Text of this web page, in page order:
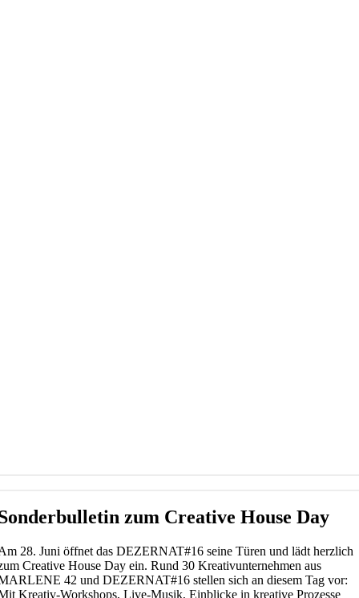
zum Creative House Day
28. Juni öffnet das DEZERNAT#16 seine Türen und lädt herzlich
Creative House Day ein. Rund 30 Kreativunternehmen aus
42 und DEZERNAT#16 stellen sich an diesem Tag vor:
Kreativ-Workshops, Live-Musik, Einblicke in kreative Prozesse